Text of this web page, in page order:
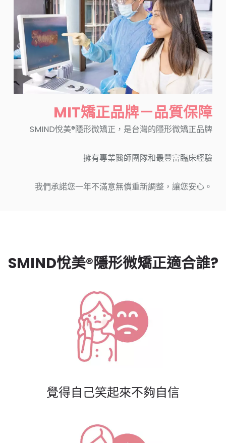
MIT矯正品牌－品質保障
SMIND悅美®隱形微矯正，是台灣的隱形微矯正品牌
擁有專業醫師團隊和最豐富臨床經驗
我們承諾您一年不滿意無償重新調整，讓您安心。
SMIND悅美®隱形微矯正適合誰?
覺得自己笑起來不夠自信